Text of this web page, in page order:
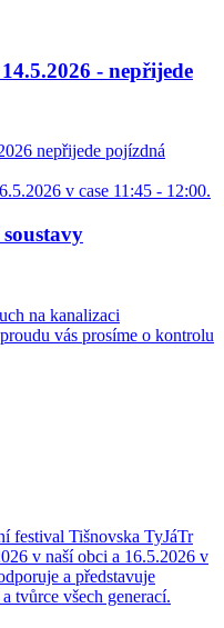
- nepřijede
nepřijede pojízdná
v case 11:45 - 12:00.
na kanalizaci
vás prosíme o kontrolu
festival Tišnovska TyJáTr
v naší obci a 16.5.2026 v
a představuje
tvůrce všech generací.